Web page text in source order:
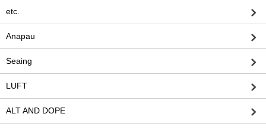
etc.
Anapau
Seaing
LUFT
ALT AND DOPE